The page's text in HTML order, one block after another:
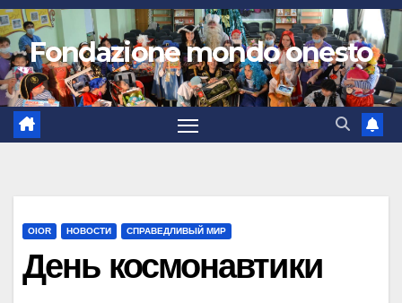
Fondazione mondo onesto
OIOR НОВОСТИ СПРАВЕДЛИВЫЙ МИР
День космонавтики